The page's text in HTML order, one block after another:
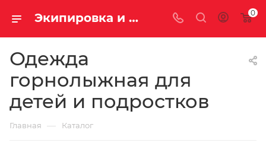
Экипировка и снаряжение для горных лыж купить недорого с доставкой 0
Одежда
горнолыжная для
детей и подростков
Главная — Каталог